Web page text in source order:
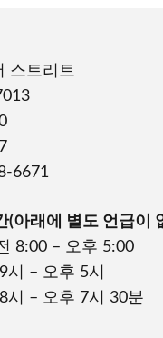
스트리트
6671
(아래에 별도 언급이
8:00 – 오후 5:00
시 – 오후 5시
시 – 오후 7시 30분